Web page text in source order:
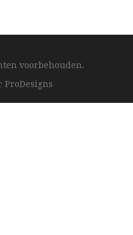
voorbehouden.
ProDesigns